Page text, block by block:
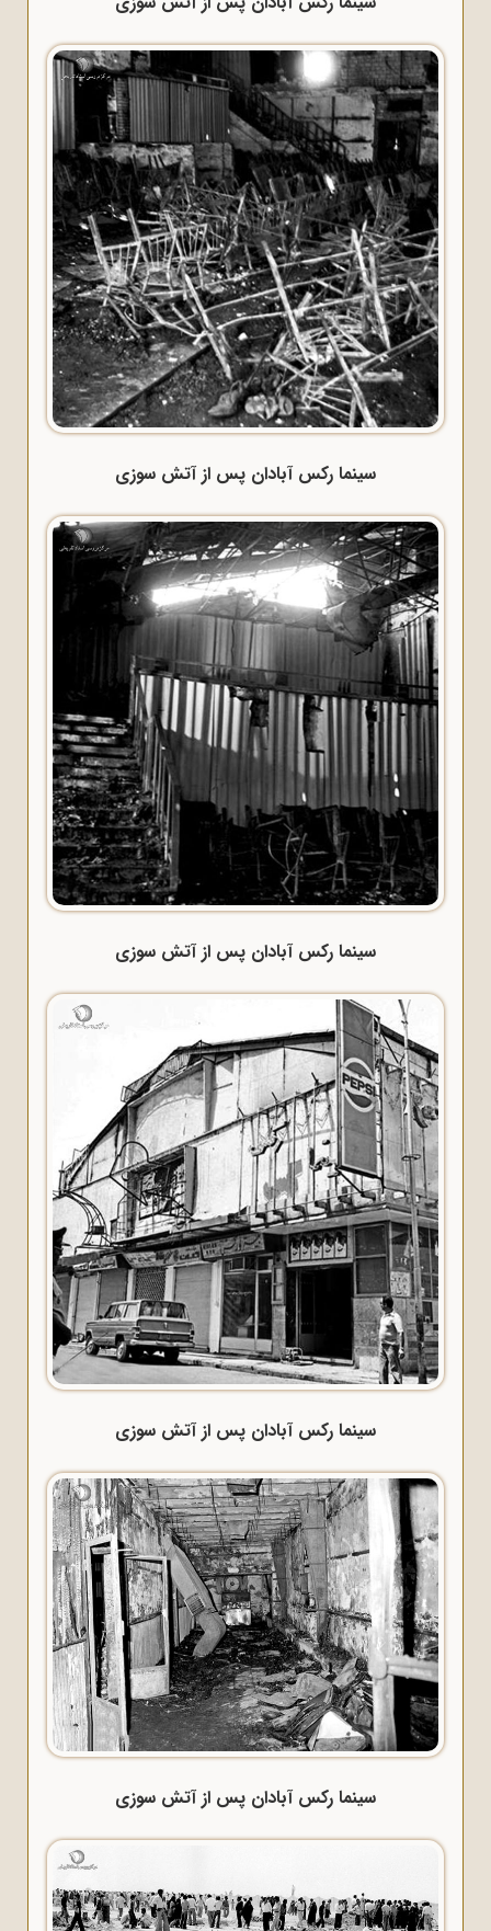
سینما رکس آبادان پس از آتش سوزی
سینما رکس آبادان پس از آتش سوزی
سینما رکس آبادان پس از آتش سوزی
سینما رکس آبادان پس از آتش سوزی